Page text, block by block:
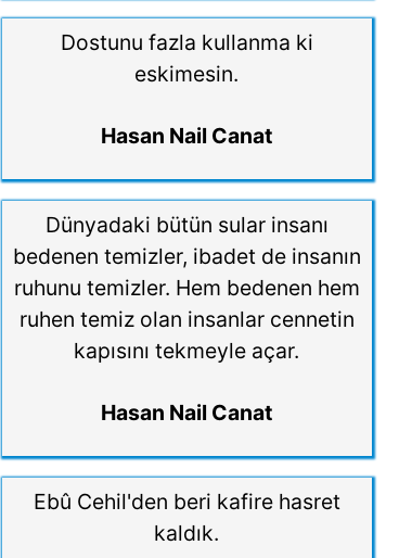
Dostunu fazla kullanma ki
eskimesin.
Hasan Nail Canat
Dünyadaki bütün sular insanı
bedenen temizler, ibadet de insanın
ruhunu temizler. Hem bedenen hem
ruhen temiz olan insanlar cennetin
kapısını tekmeyle açar.
Hasan Nail Canat
Ebû Cehil'den beri kafire hasret
kaldık.